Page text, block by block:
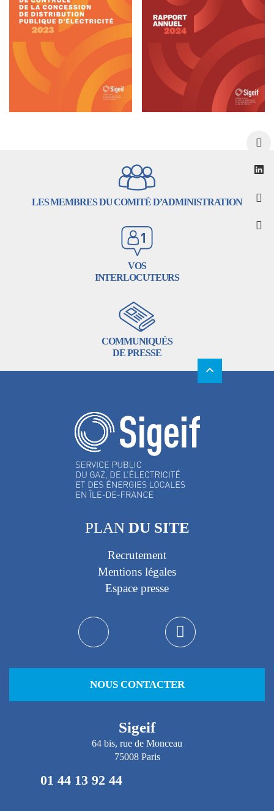
LES MEMBRES DU COMITÉ D’ADMINISTRATION
VOS
INTERLOCUTEURS
COMMUNIQUÉS
DE PRESSE
PLAN DU SITE
Recrutement
Mentions légales
Espace presse
NOUS CONTACTER
Sigeif
64 bis, rue de Monceau
75008 Paris
01 44 13 92 44